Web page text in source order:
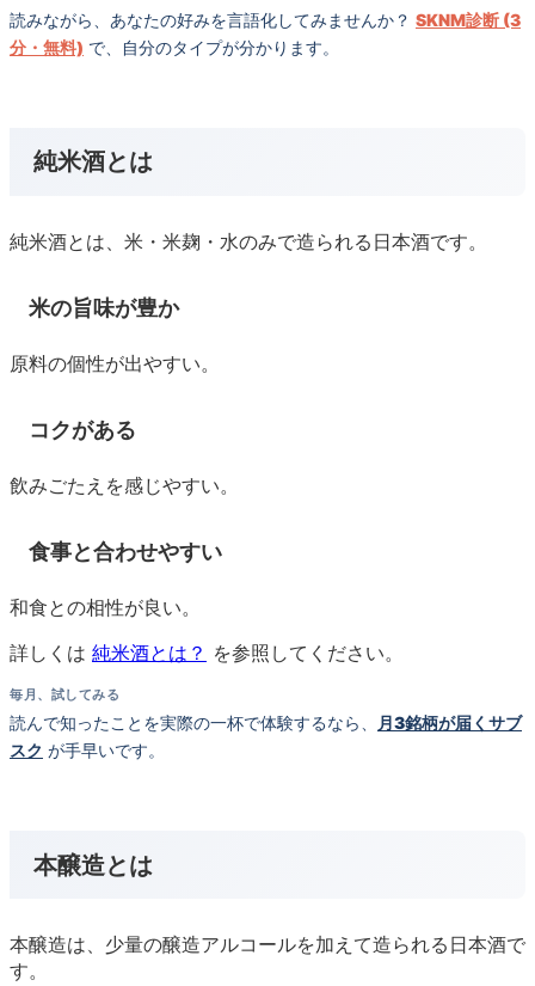
読みながら、あなたの好みを言語化してみませんか？ SKNM診断 (3
分・無料) で、自分のタイプが分かります。
純米酒とは
純米酒とは、米・米麹・水のみで造られる日本酒です。
米の旨味が豊か
原料の個性が出やすい。
コクがある
飲みごたえを感じやすい。
食事と合わせやすい
和食との相性が良い。
詳しくは 純米酒とは？ を参照してください。
毎月、試してみる
読んで知ったことを実際の一杯で体験するなら、
月3銘柄が届くサブ
スク が手早いです。
本醸造とは
本醸造は、少量の醸造アルコールを加えて造られる日本酒で
す。